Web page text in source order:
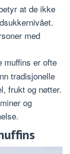
at de ikke
med
muffins er ofte
tradisjonelle
frukt og nøtter.
og